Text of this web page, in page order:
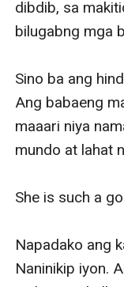
dibdib, sa
bilugabng mga
Sino ba ang
Ang babaeng
maaari niya
mundo at lahat
She is such a
Napadako ang
Naninikip iyon.